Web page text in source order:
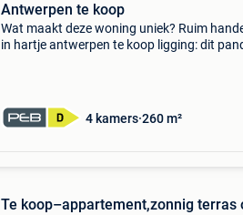
Antwerpen te koop
Wat maakt deze woning uniek? Ruim
in hartje antwerpen te koop ligging: dit
4 kamers 260 m²
Te koop–appartement,zonnig terras